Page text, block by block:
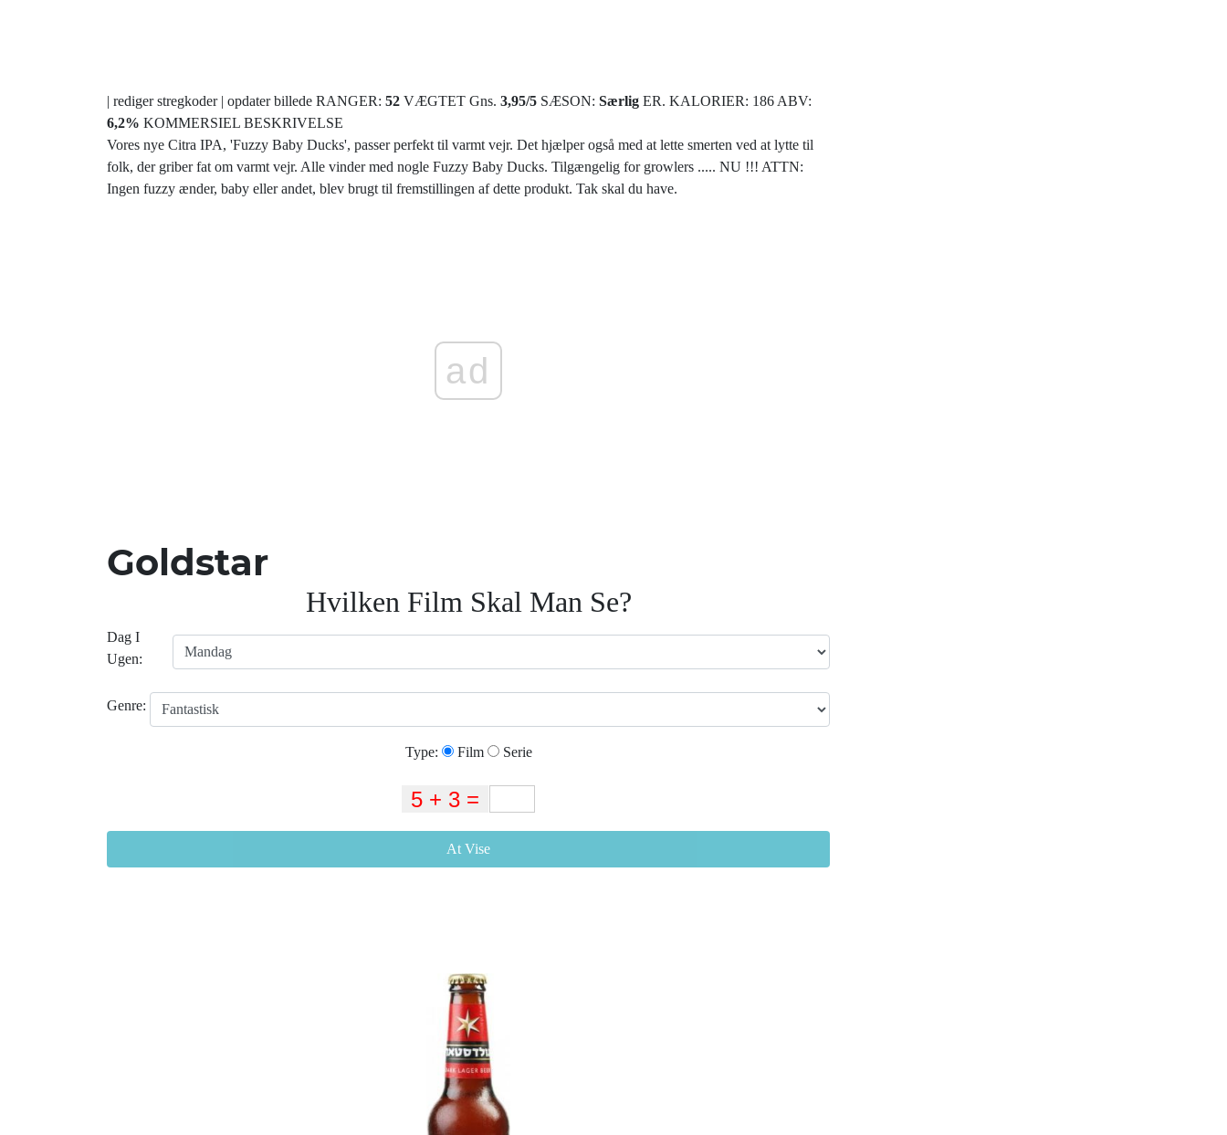
| rediger stregkoder | opdater billede RANGER: 52 VÆGTET Gns. 3,95/5 SÆSON: Særlig ER. KALORIER: 186 ABV:
6,2% KOMMERSIEL BESKRIVELSE
Vores nye Citra IPA, 'Fuzzy Baby Ducks', passer perfekt til varmt vejr. Det hjælper også med at lette smerten ved at lytte til
folk, der griber fat om varmt vejr. Alle vinder med nogle Fuzzy Baby Ducks. Tilgængelig for growlers ..... NU !!! ATTN:
Ingen fuzzy ænder, baby eller andet, blev brugt til fremstillingen af ​​dette produkt. Tak skal du have.
ad
Goldstar
Hvilken Film Skal Man Se?
Dag I
Ugen:
Genre:
Type: Film Serie
At Vise